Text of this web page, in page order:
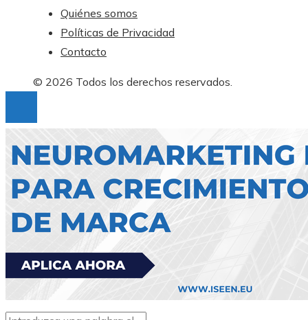
Quiénes somos
Políticas de Privacidad
Contacto
© 2026 Todos los derechos reservados.